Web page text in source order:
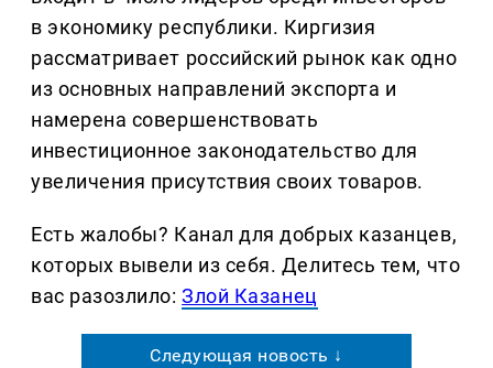
в экономику республики. Киргизия
рассматривает российский рынок как одно
из основных направлений экспорта и
намерена совершенствовать
инвестиционное законодательство для
увеличения присутствия своих товаров.
Есть жалобы? Канал для добрых казанцев,
которых вывели из себя. Делитеcь тем, что
вас разозлило:Злой Казанец
Следующая новость ↓